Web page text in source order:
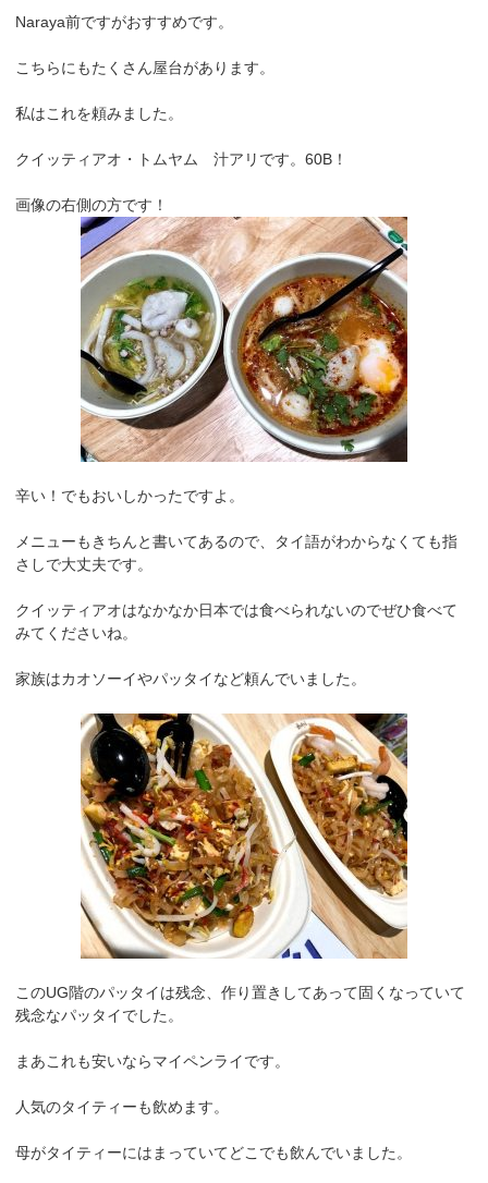
Naraya前ですがおすすめです。
こちらにもたくさん屋台があります。
私はこれを頼みました。
クイッティアオ・トムヤム 汁アリです。60B！
画像の右側の方です！
辛い！でもおいしかったですよ。
メニューもきちんと書いてあるので、タイ語がわからなくても指
さしで大丈夫です。
クイッティアオはなかなか日本では食べられないのでぜひ食べて
みてくださいね。
家族はカオソーイやパッタイなど頼んでいました。
このUG階のパッタイは残念、作り置きしてあって固くなっていて
残念なパッタイでした。
まあこれも安いならマイペンライです。
人気のタイティーも飲めます。
母がタイティーにはまっていてどこでも飲んでいました。